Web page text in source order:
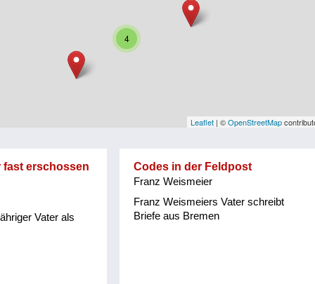
4
Leaflet | ©OpenStreetMap
fast erschossen
Vater als
Codes in der Feldpost
Franz Weismeier
Franz Weismeiers Vater schreibt
Briefe aus Bremen